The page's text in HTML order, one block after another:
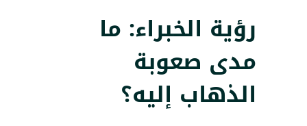
رؤية الخبراء: ما
مدى صعوبة
الذهاب إليه؟